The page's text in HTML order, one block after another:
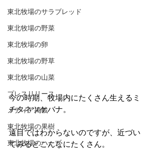
東北牧場のサラブレッド
東北牧場の野菜
東北牧場の卵
東北牧場の野草
東北牧場の山菜
プレスリリース
メディア掲載
東北牧場の果樹
東北牧場のハーブ
今の時期、牧場内にたくさん生えるミ
チタネツケバナ。
遠目ではわからないのですが、近づい
てみるとこんなにたくさん。